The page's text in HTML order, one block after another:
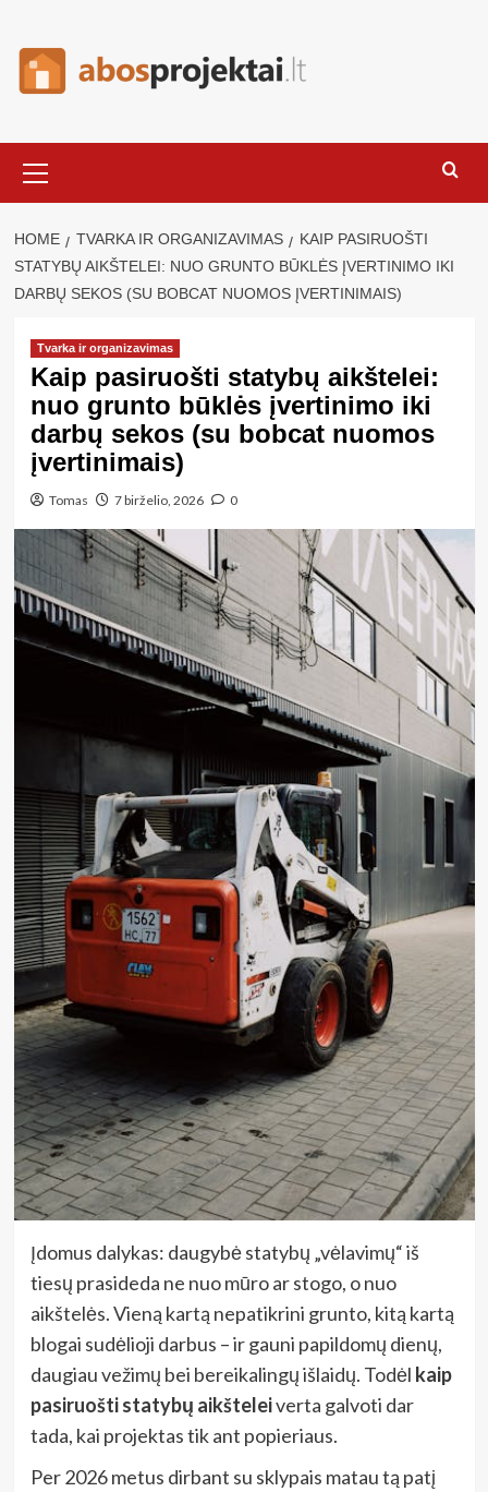
content
Menu
HOME TVARKA IR ORGANIZAVIMAS
KAIP PASIRUOŠTI
STATYBŲ AIKŠTELEI: NUO GRUNTO BŪKLĖS ĮVERTINIMO IKI
DARBŲ SEKOS (SU BOBCAT NUOMOS ĮVERTINIMAIS)
Tvarka ir organizavimas
Kaip pasiruošti statybų aikštelei:
nuo grunto būklės įvertinimo iki
darbų sekos (su bobcat nuomos
įvertinimais)
Tomas 7 birželio, 2026 0
Įdomus dalykas: daugybė statybų „vėlavimų“ iš
tiesų prasideda ne nuo mūro ar stogo, o nuo
aikštelės. Vieną kartą nepatikrini grunto, kitą kartą
blogai sudėlioji darbus – ir gauni papildomų dienų,
daugiau vežimų bei bereikalingų išlaidų. Todėl kaip
pasiruošti statybų aikšteleiverta galvoti dar
tada, kai projektas tik ant popieriaus.
Per 2026 metus dirbant su sklypais matau tą patį